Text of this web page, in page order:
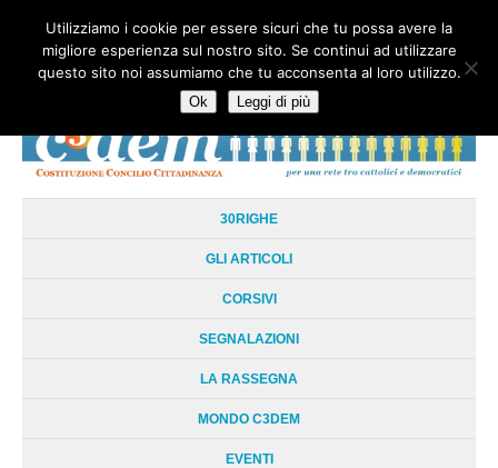
HOME CHI SIAMO LA RETE LE RADICI DOCUMENTAZIONE
AREE TEMATICHE
30RIGHE
GLI ARTICOLI
CORSIVI
SEGNALAZIONI
LA RASSEGNA
MONDO C3DEM
EVENTI
Utilizziamo i cookie per essere sicuri che tu possa avere la
migliore esperienza sul nostro sito. Se continui ad utilizzare
questo sito noi assumiamo che tu acconsenta al loro utilizzo.
Ok Leggi di più